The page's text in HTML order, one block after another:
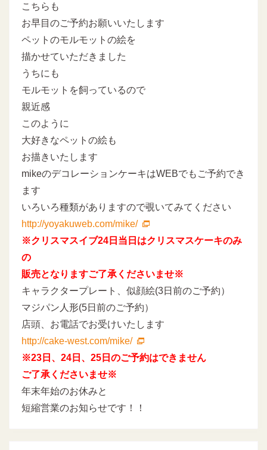
こちらも
お早目のご予約お願いいたします
ペットのモルモットの絵を
描かせていただきました
うちにも
モルモットを飼っているので
親近感
このように
大好きなペットの絵も
お描きいたします
mikeのデコレーションケーキはWEBでもご予約でき
ます
いろいろ種類がありますので覗いてみてください
http://yoyakuweb.com/mike/
※クリスマスイブ24日当日はクリスマスケーキのみ
の
販売となりますご了承くださいませ※
キャラクタープレート、似顔絵(3日前のご予約）
マジパン人形(5日前のご予約）
店頭、お電話でお受けいたします
http://cake-west.com/mike/
※23日、24日、25日のご予約はできません
ご了承くださいませ※
年末年始のお休みと
短縮営業のお知らせです！！